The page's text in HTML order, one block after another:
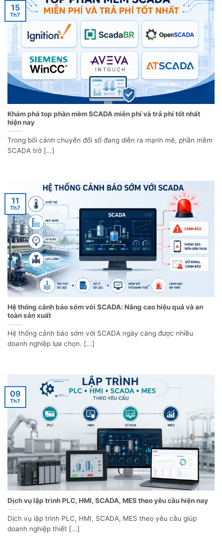
Khám phá top phần mềm SCADA miễn phí và trả phí tốt nhất
hiện nay
Trong bối cảnh chuyển đổi số đang diễn ra mạnh mẽ, phần mềm
SCADA trở [...]
15
Th7
Hệ thống cảnh báo sớm với SCADA: Nâng cao hiệu quả và an
toàn sản xuất
Hệ thống cảnh báo sớm với SCADA ngày càng được nhiều
doanh nghiệp lựa chọn. [...]
11
Th7
Dịch vụ lập trình PLC, HMI, SCADA, MES theo yêu cầu hiện nay
Dịch vụ lập trình PLC, HMI, SCADA, MES theo yêu cầu giúp
doanh nghiệp thiết [...]
09
Th7